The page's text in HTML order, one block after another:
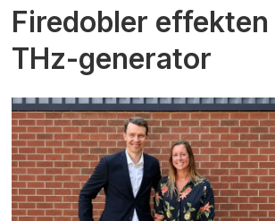
Firedobler effekten
THz-generator